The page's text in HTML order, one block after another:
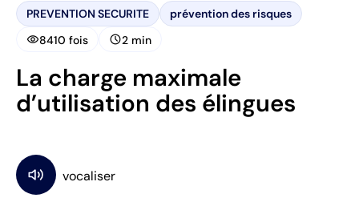
PREVENTION SECURITE prévention des risques
visibility8410 fois schedule2 min
La charge maximale
d’utilisation des élingues